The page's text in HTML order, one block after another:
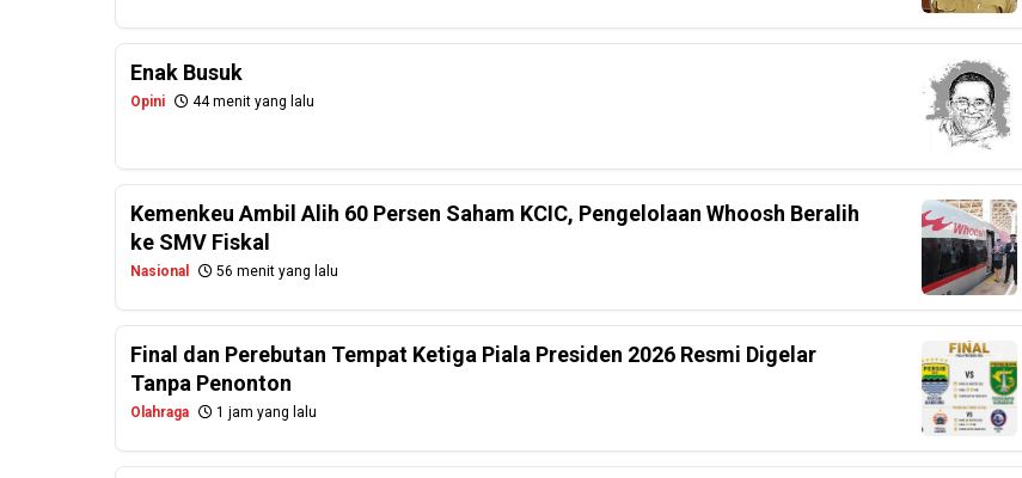
Enak Busuk
Opini 44 menit yang lalu
Kemenkeu Ambil Alih 60 Persen Saham KCIC, Pengelolaan Whoosh Beralih
ke SMV Fiskal
Nasional 56 menit yang lalu
Final dan Perebutan Tempat Ketiga Piala Presiden 2026 Resmi Digelar
Tanpa Penonton
Olahraga 1 jam yang lalu